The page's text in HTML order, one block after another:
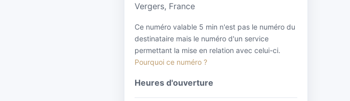
Vergers, France
Ce numéro valable 5 min n'est pas le numéro du
destinataire mais le numéro d'un service
permettant la mise en relation avec celui-ci.
Pourquoi ce numéro ?
Heures d'ouverture